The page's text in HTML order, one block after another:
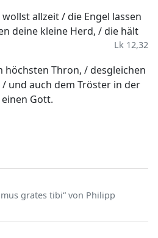
allzeit / die Engel lassen
deine kleine Herd, / die hält
Lk 12,32
höchsten Thron, / desgleichen
und auch dem Tröster in der
Gott.
grates tibi“ von Philipp